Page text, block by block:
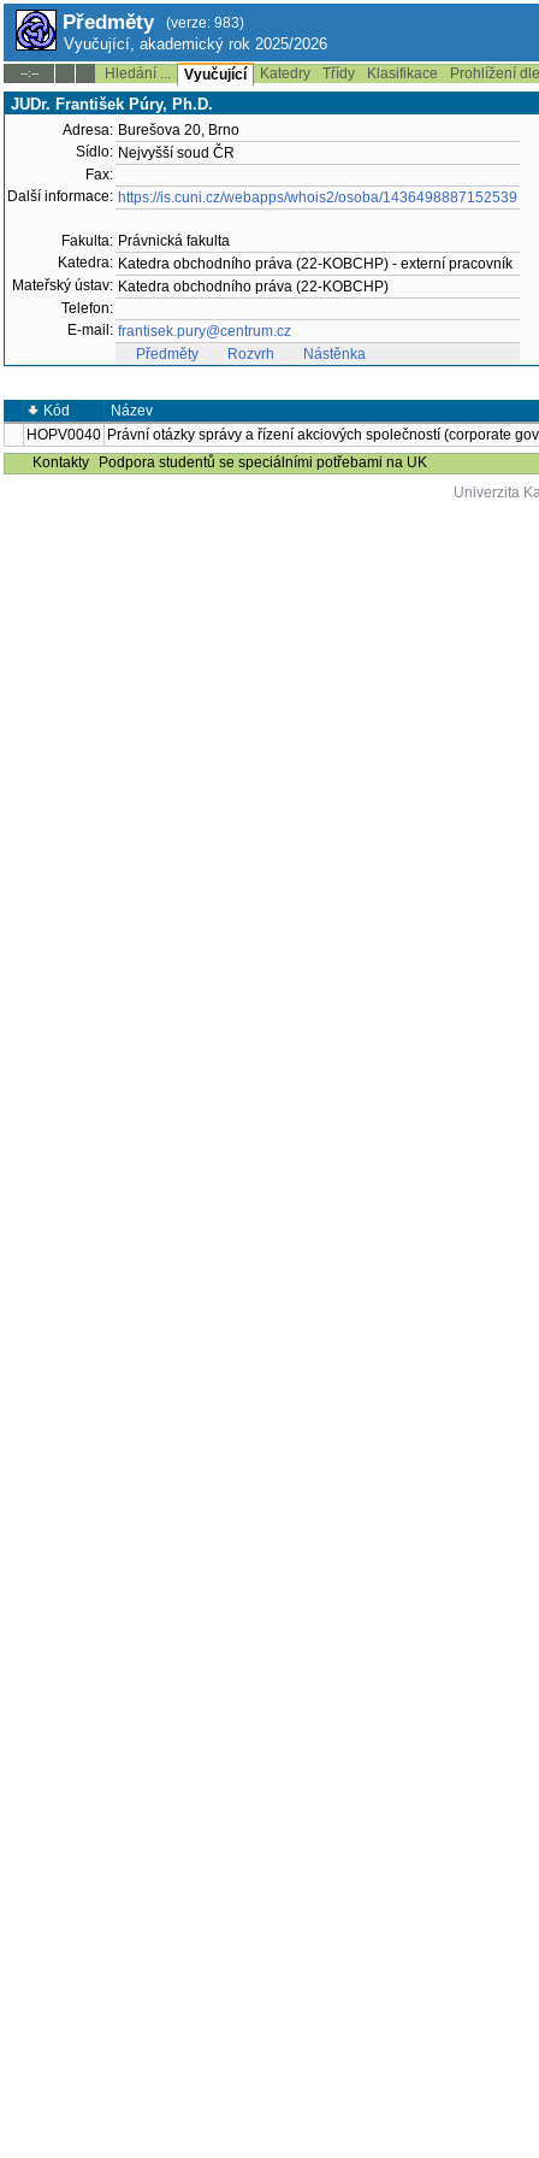
Předměty (verze: 983)
Vyučující, akademický rok 2025/2026
--:-- Hledání ... Vyučující Katedry Třídy Klasifikace Prohlížení
JUDr. František Púry, Ph.D.
Adresa: Burešova 20, Brno
Sídlo: Nejvyšší soud ČR
Fax:
Další informace: https://is.cuni.cz/webapps/whois2/osoba/1436498887152539
Fakulta: Právnická fakulta
Katedra: Katedra obchodního práva (22-KOBCHP) - externí pracovník
Mateřský ústav: Katedra obchodního práva (22-KOBCHP)
Telefon:
E-mail: frantisek.pury@centrum.cz
Předměty
Rozvrh Nástěnka
Kód
Název
HOPV0040 Právní otázky správy a řízení akciových společností (corporate
Kontakty
Podpora studentů se speciálními potřebami na UK
Univerzita